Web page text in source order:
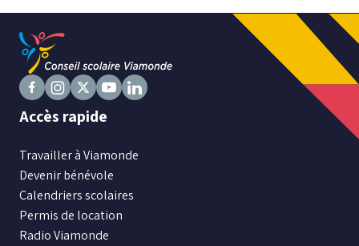
Suivez
sur
Facebook
Suivez
sur
Instagram
Suivez
nous
sur
X
Suivez
sur
Accès rapide
Travailler à Viamonde
Devenir bénévole
Calendriers scolaires
Permis de location
Radio Viamonde